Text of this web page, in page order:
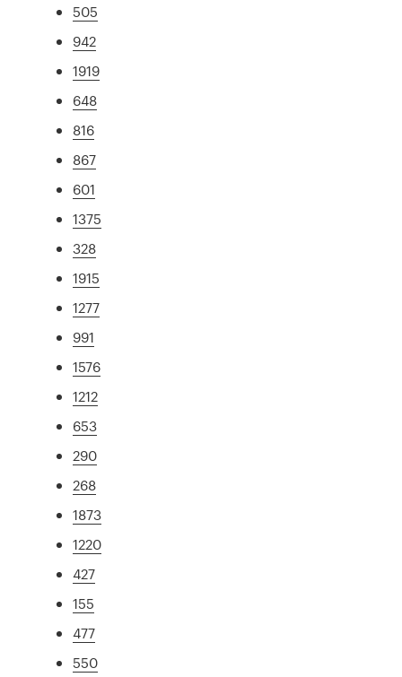
505
942
1919
648
816
867
601
1375
328
1915
1277
991
1576
1212
653
290
268
1873
1220
427
155
477
550